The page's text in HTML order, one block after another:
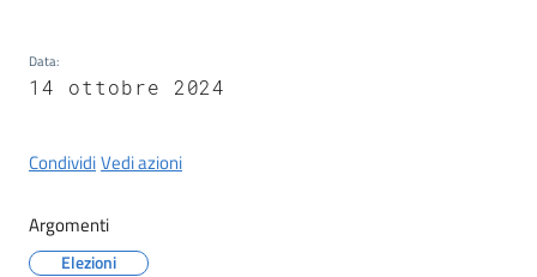
on-
Tutti
Data:
14 ottobre 2024
CondividiVedi azioni
Argomenti
Elezioni